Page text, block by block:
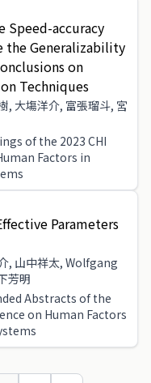
Speed-accuracy
theGeneralizability
on
Techniques
, 大塲洋介, 富張瑠斗, 宮
of the 2023 CHI
Factors in
Parameters
, 山中祥太, Wolfgang
芳明
Abstracts of the
on Human Factors